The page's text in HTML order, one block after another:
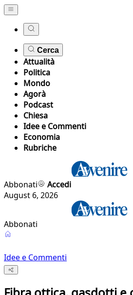
Cerca
Attualità
Politica
Mondo
Agorà
Podcast
Chiesa
Idee e Commenti
Economia
Rubriche
Abbonati
Accedi
August 6, 2026
Abbonati
Idee e Commenti